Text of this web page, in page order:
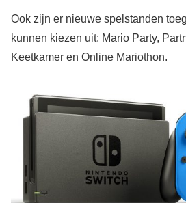
Ook zijn er nieuwe spelstanden
kunnen kiezen uit: Mario Party,
Keetkamer en Online Mariothon.